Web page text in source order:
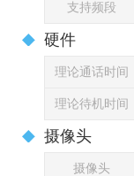
支持频段
硬件
理论通话时间
理论待机时间
摄像头
摄像头